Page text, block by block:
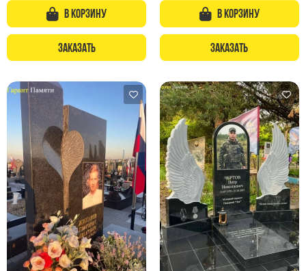
В корзину
Заказать
В корзину
Заказать